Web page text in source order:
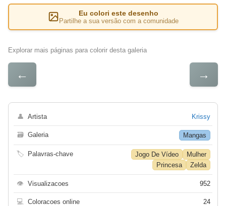
Eu colori este desenho
Partilhe a sua versão com a comunidade
Explorar mais páginas para colorir desta galeria
← →
👤 Artista Krissy
🗃 Galeria Mangas
🏷 Palavras-chave Jogo De Vídeo
Mulher
Princesa
Zelda
👁 Visualizacoes 952
💻 Coloracoes online 24